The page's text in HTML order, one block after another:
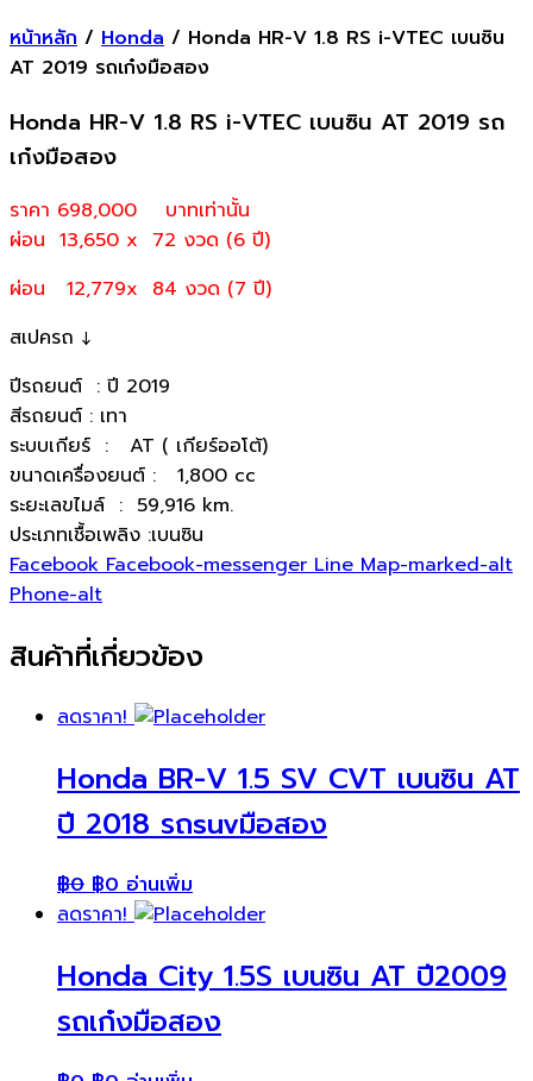
หน้าหลัก / Honda / Honda HR-V 1.8 RS i-VTEC เบนซิน
AT 2019 รถเก๋งมือสอง
Honda HR-V 1.8 RS i-VTEC เบนซิน AT 2019 รถ
เก๋งมือสอง
ราคา 698,000
บาทเท่านั้น
ผ่อน 13,650 x 72 งวด (6 ปี)
ผ่อน 12,779x 84 งวด (7 ปี)
สเปครถ ↓
ปีรถยนต์ : ปี 2019
สีรถยนต์ : เทา
ระบบเกียร์ : AT ( เกียร์ออโต้)
ขนาดเครื่องยนต์ : 1,800 cc
ระยะเลขไมล์ : 59,916 km.
ประเภทเชื้อเพลิง :เบนซิน
Facebook Facebook-messenger Line Map-marked-alt
Phone-alt
สินค้าที่เกี่ยวข้อง
ลดราคา!
Honda BR-V 1.5 SV CVT เบนซิน AT
ปี 2018 รถsuvมือสอง
฿0 ฿0 อ่านเพิ่ม
ลดราคา!
Honda City 1.5S เบนซิน AT ปี2009
รถเก๋งมือสอง